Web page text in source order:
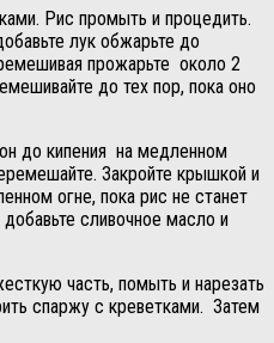
Рис промыть и процедить.
лук обжарьте до
прожарьте около 2
до тех пор, пока оно
до кипения на медленном
Закройте крышкой и
огне, пока рис не станет
сливочное масло и
часть, помыть и нарезать
спаржу с креветками. Затем